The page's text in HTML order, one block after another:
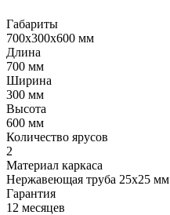
Габариты
700х300х600 мм
Длина
700 мм
Ширина
300 мм
Высота
600 мм
Количество ярусов
2
Материал каркаса
Нержавеющая труба 25x25 мм
Гарантия
12 месяцев